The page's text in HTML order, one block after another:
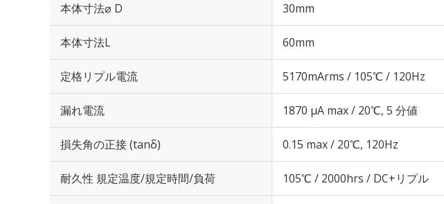
本体寸法⌀ D 30mm
本体寸法L 60mm
定格リプル電流 5170mArms / 105℃ / 120Hz
漏れ電流 1870 μA max / 20℃, 5 分値
損失角の正接 (tanδ) 0.15 max / 20℃, 120Hz
耐久性 規定温度/規定時間/負荷 105℃ / 2000hrs / DC+リプル